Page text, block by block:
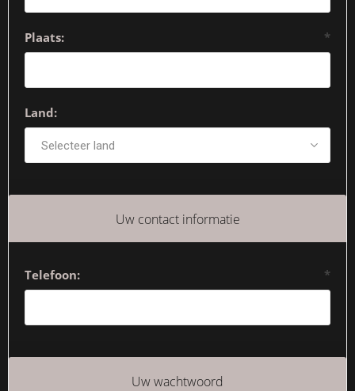
Plaats: *
Land:
Uw contact informatie
Telefoon: *
Uw wachtwoord